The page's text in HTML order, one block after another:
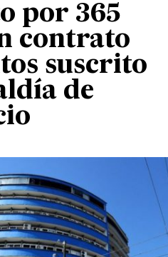
por 365
contrato
suscrito
de